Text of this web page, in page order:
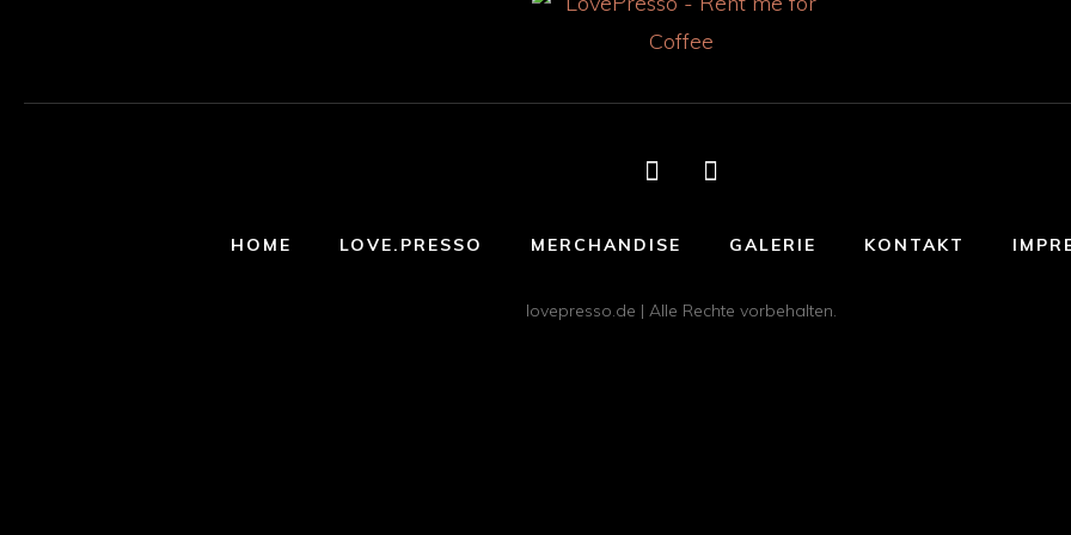
HOME LOVE.PRESSO MERCHANDISE GALERIE KONTAKT
lovepresso.de | Alle Rechte vorbehalten.